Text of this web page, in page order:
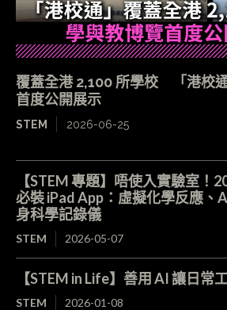
覆蓋全港 2,100 所學校 「港校
首度公開展示
STEM 2026-06-25
【STEM 專題】唔使入實驗室！
必裝 iPad App：虛擬化學反應、
身科學記錄儀
STEM 2026-05-07
【STEM in Life】善用 AI 讓日常
STEM 2026-01-08